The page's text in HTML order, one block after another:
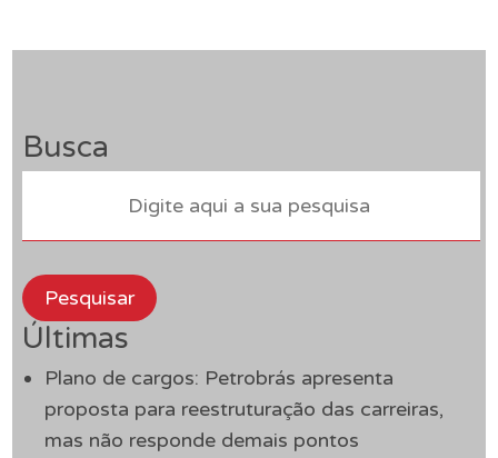
Busca
Pesquisar
Últimas
Plano de cargos: Petrobrás apresenta
proposta para reestruturação das carreiras,
mas não responde demais pontos